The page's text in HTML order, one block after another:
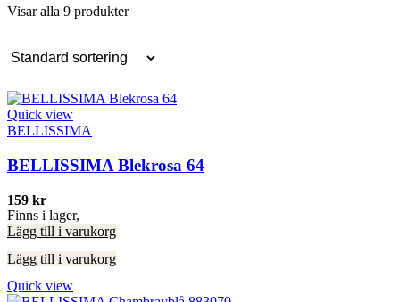
Visar alla 9 produkter
Quick view
BELLISSIMA
BELLISSIMA Blekrosa 64
159 kr
Finns i lager,
Lägg till i varukorg
Lägg till i varukorg
Quick view